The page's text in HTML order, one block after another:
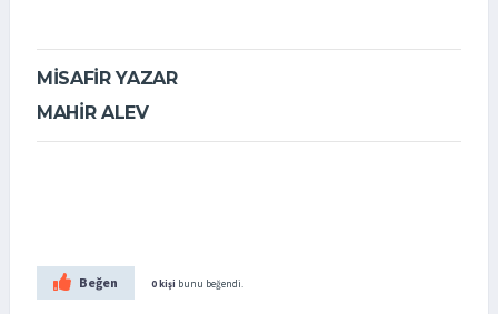
MİSAFİR YAZAR
MAHİR ALEV
Beğen 0 kişi bunu beğendi.